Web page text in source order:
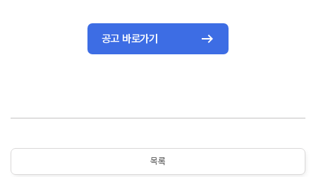
공고 바로가기
목록